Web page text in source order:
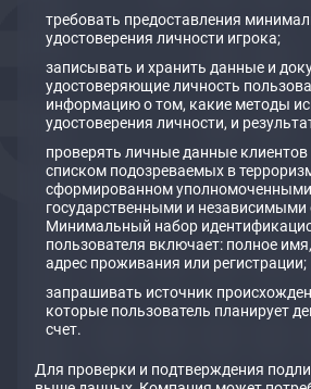
требовать предоставления
удостоверения личности игрока;
записывать и хранить данные и
удостоверяющие личность
информацию о том, какие методы
удостоверения личности, и
проверять личные данные клиентов
списком подозреваемых в
сформированном уполномоченными
государственными и независимыми
Минимальный набор
пользователя включает: полное
адрес проживания или регистрации;
запрашивать источник
которые пользователь планирует
счет.
Для проверки и подтверждения